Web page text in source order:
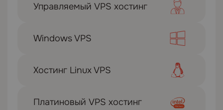
Управляемый VPS хостинг
Windows VPS
Хостинг Linux VPS
Платиновый VPS хостинг